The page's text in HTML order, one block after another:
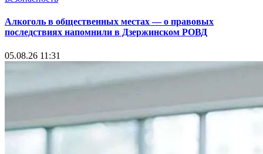
Алкоголь в общественных местах — о правовых
последствиях напомнили в Дзержинском РОВД
05.08.26 11:31